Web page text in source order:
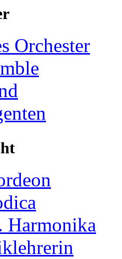
Orchester
Harmonika